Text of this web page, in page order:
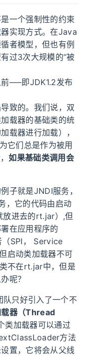
一个强制性的约束
实现方式。在Java
者模型，但也有例
过3次大规模的“被
—–即JDK1.2发布
致的。我们说，双
载器的基础类的统
载器进行加载），
它们总是作为被用
如果基础类调用会
子就是JNDI服务，
，它的代码由启动
放进去的rt.jar）,但
在应用程序的
SPI， Service
启动类加载器不可
不在rt.jar中，但是
呢？
只好引入了一个不
载器（Thread
类加载器可以通过
方法
置，它将会从父线